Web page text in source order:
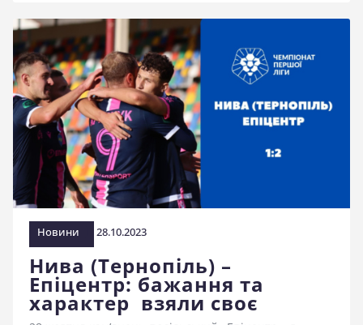
Новини 28.10.2023
Нива (Тернопіль) –
Епіцентр: бажання та
характер взяли своє